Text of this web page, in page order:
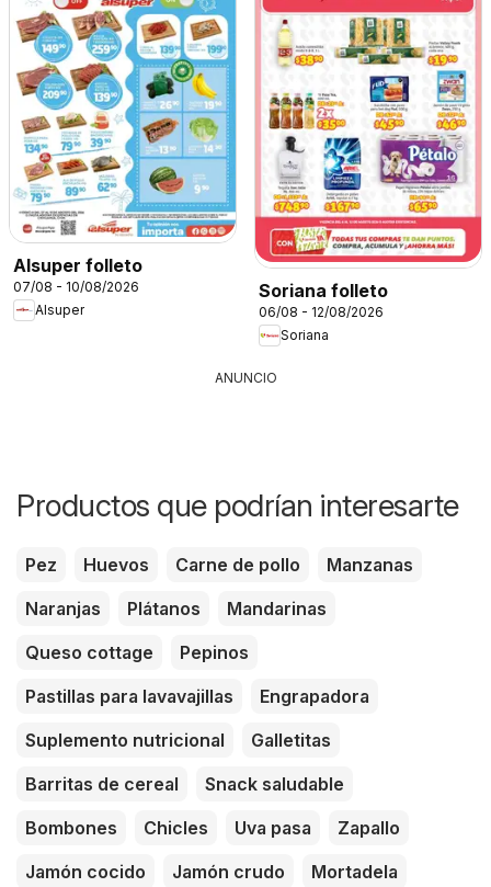
Alsuper folleto
07/08 - 10/08/2026
Alsuper
Soriana folleto
06/08 - 12/08/2026
Soriana
ANUNCIO
Productos que podrían interesarte
Pez Huevos Carne de pollo
Manzanas
Naranjas
Plátanos
Mandarinas
Queso cottage
Pepinos
Pastillas para lavavajillas
Engrapadora
Suplemento nutricional
Galletitas
Barritas de cereal
Snack saludable
Bombones
Chicles Uva pasa
Zapallo
Jamón cocido
Jamón crudo
Mortadela